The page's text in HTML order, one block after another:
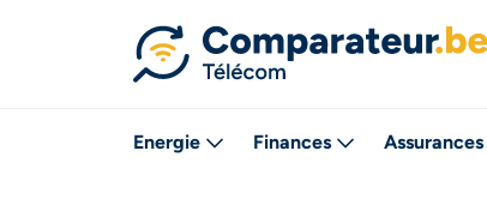
Energie Finances Assurances